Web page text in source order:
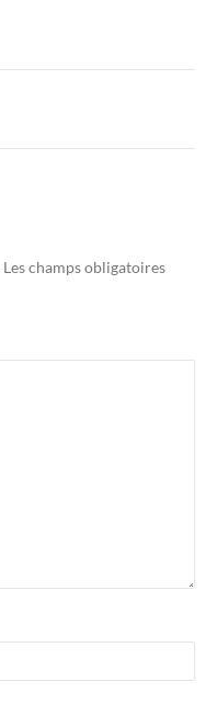
Les champs obligatoires